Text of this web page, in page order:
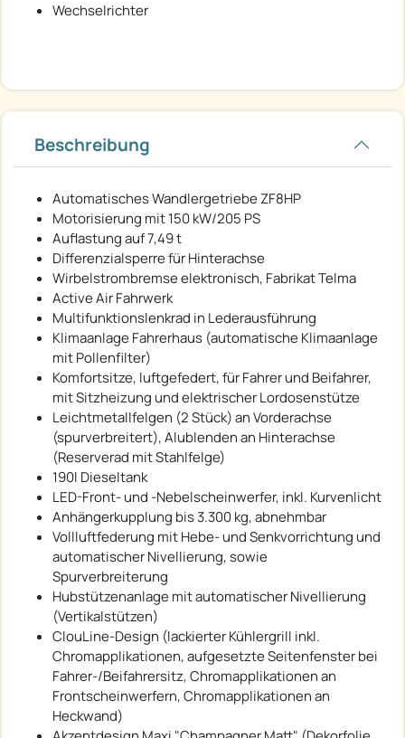
Wechselrichter
Beschreibung
Automatisches Wandlergetriebe ZF8HP
Motorisierung mit 150 kW/205 PS
Auflastung auf 7,49 t
Differenzialsperre für Hinterachse
Wirbelstrombremse elektronisch, Fabrikat Telma
Active Air Fahrwerk
Multifunktionslenkrad in Lederausführung
Klimaanlage Fahrerhaus (automatische Klimaanlage
mit Pollenfilter)
Komfortsitze, luftgefedert, für Fahrer und Beifahrer,
mit Sitzheizung und elektrischer Lordosenstütze
Leichtmetallfelgen (2 Stück) an Vorderachse
(spurverbreitert), Alublenden an Hinterachse
(Reserverad mit Stahlfelge)
190l Dieseltank
LED-Front- und -Nebelscheinwerfer, inkl. Kurvenlicht
Anhängerkupplung bis 3.300 kg, abnehmbar
Vollluftfederung mit Hebe- und Senkvorrichtung und
automatischer Nivellierung, sowie
Spurverbreiterung
Hubstützenanlage mit automatischer Nivellierung
(Vertikalstützen)
ClouLine-Design (lackierter Kühlergrill inkl.
Chromapplikationen, aufgesetzte Seitenfenster bei
Fahrer-/Beifahrersitz, Chromapplikationen an
Frontscheinwerfern, Chromapplikationen an
Heckwand)